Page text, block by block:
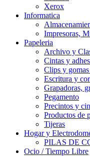
Xerox
Informatica
Impresoras,
Papeleria
Archivo y
Cintas y
Clips y gomas
Escritura y
Grapadoras,
Pegamento
Precintos y
Productos de
Tijeras
Hogar y
PILAS DE
Ocio / Tiempo Libre